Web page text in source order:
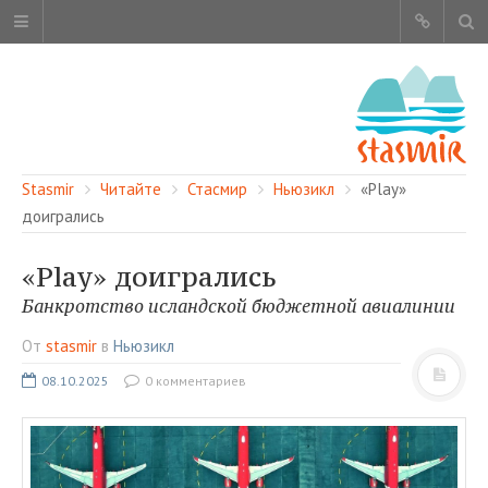
ОБ ЭТОМ САЙТЕ
ЧИТАЙТЕ
СМОТРИТЕ
НАШИ УСЛУГИ
Stasmir Читайте Стасмир Ньюзикл
«Play»
доигрались
«Play» доигрались
Банкротство исландской бюджетной авиалинии
От stasmir в Ньюзикл
08.10.2025 0 комментариев